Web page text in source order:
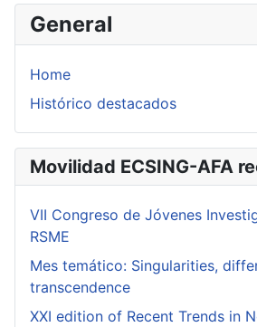
General
Home
Histórico destacados
Movilidad ECSING-AFA
VII Congreso de Jóvenes
RSME
Mes temático: Singularities,
transcendence
XXI edition of Recent Trends in